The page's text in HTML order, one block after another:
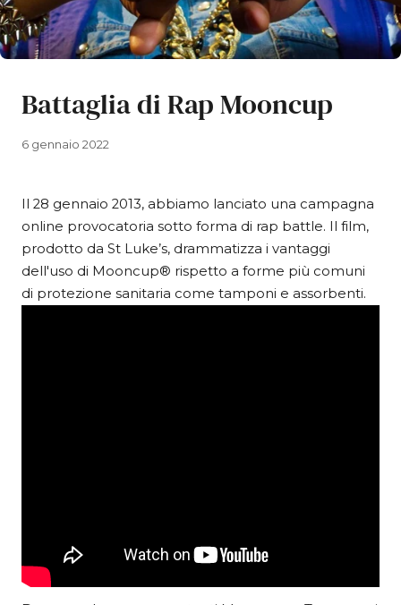
Battaglia di Rap Mooncup
6 gennaio 2022
Il 28 gennaio 2013, abbiamo lanciato una campagna
online provocatoria sotto forma di rap battle. Il film,
prodotto da St Luke’s, drammatizza i vantaggi
dell'uso di Mooncup® rispetto a forme più comuni
di protezione sanitaria come tamponi e assorbenti.